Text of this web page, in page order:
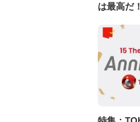
は最高だ